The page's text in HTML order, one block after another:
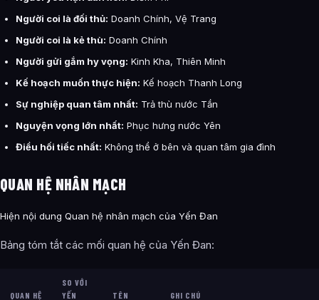
Người coi là đối thủ: Doanh Chính, Vệ Trang
Người coi là kẻ thù: Doanh Chính
Người gửi gắm hy vọng: Kinh Kha, Thiên Minh
Kế hoạch muốn thực hiện: Kế hoạch Thanh Long
Sự nghiệp quan tâm nhất: Trả thù nước Tần
Nguyện vọng lớn nhất: Phục hưng nước Yên
Điều hối tiếc nhất: Không thể ở bên và quan tâm gia đình
QUAN HỆ NHÂN MẠCH
Hiện nội dung Quan hệ nhân mạch của Yến Đan
Bảng tóm tắt các mối quan hệ của Yến Đan:
QUAN HỆ
SO VỚI
YẾN
TÊN GHI CHÚ